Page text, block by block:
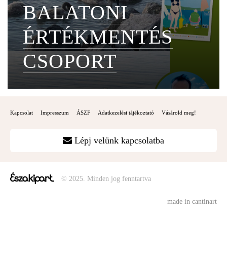
BALATONI
ÉRTÉKMENTÉS
CSOPORT
Kapcsolat Impresszum ÁSZF Adatkezelési tájékoztató Vásárold meg!
Lépj velünk kapcsolatba
© 2025. Minden jog fenntartva
made in cantinart